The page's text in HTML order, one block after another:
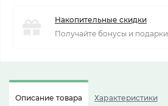
Накопительные скидки
Получайте бонусы и подарки
Описание товара Характеристики